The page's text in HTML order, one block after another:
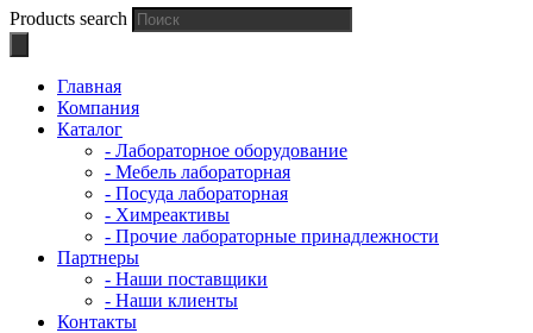
Products search
Главная
Компания
Каталог
- Лабораторное оборудование
- Мебель лабораторная
- Посуда лабораторная
- Химреактивы
- Прочие лабораторные принадлежности
Партнеры
- Наши поставщики
- Наши клиенты
Контакты